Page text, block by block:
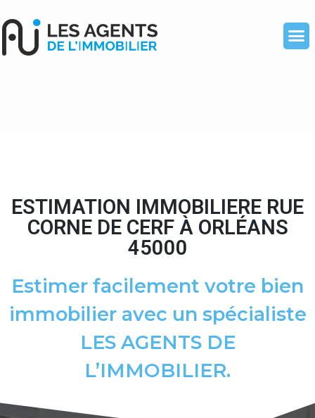
ESTIMATION IMMOBILIERE RUE
CORNE DE CERF À ORLÉANS
45000
Estimer facilement votre bien
immobilier avec un spécialiste
LES AGENTS DE
L’IMMOBILIER.